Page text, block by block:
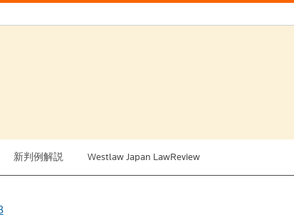
新判例解説 Westlaw Japan LawReview